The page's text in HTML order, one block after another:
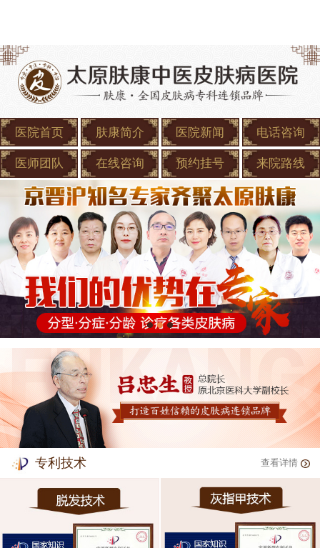
医院首页 肤康简介 医院新闻 电话咨询
医师团队 在线咨询 预约挂号 来院路线
专利技术 查看详情